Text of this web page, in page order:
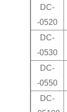
DC-
-0520
DC-
-0530
DC-
-0550
DC-